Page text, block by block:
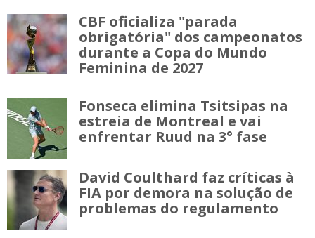
CBF oficializa "parada
obrigatória" dos campeonatos
durante a Copa do Mundo
Feminina de 2027
Fonseca elimina Tsitsipas na
estreia de Montreal e vai
enfrentar Ruud na 3° fase
David Coulthard faz críticas à
FIA por demora na solução de
problemas do regulamento